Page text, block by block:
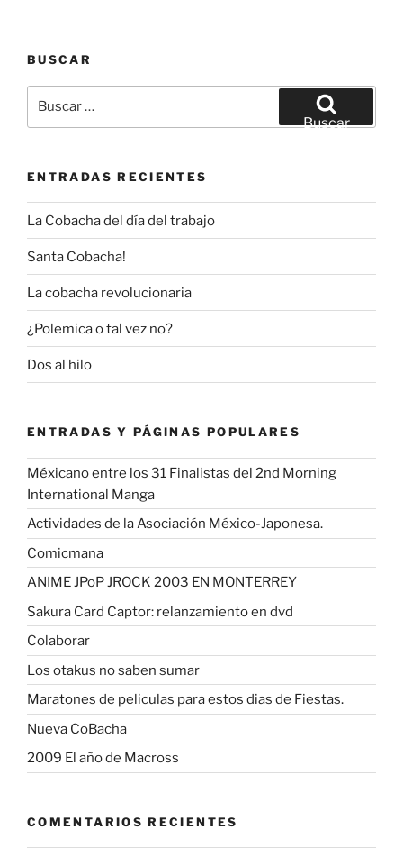
BUSCAR
por:
Buscar
ENTRADAS RECIENTES
La Cobacha del día del trabajo
Santa Cobacha!
La cobacha revolucionaria
¿Polemica o tal vez no?
Dos al hilo
ENTRADAS Y PÁGINAS POPULARES
Méxicano entre los 31 Finalistas del 2nd Morning
International Manga
Actividades de la Asociación México-Japonesa.
Comicmana
ANIME JPoP JROCK 2003 EN MONTERREY
Sakura Card Captor: relanzamiento en dvd
Colaborar
Los otakus no saben sumar
Maratones de peliculas para estos dias de Fiestas.
Nueva CoBacha
2009 El año de Macross
COMENTARIOS RECIENTES